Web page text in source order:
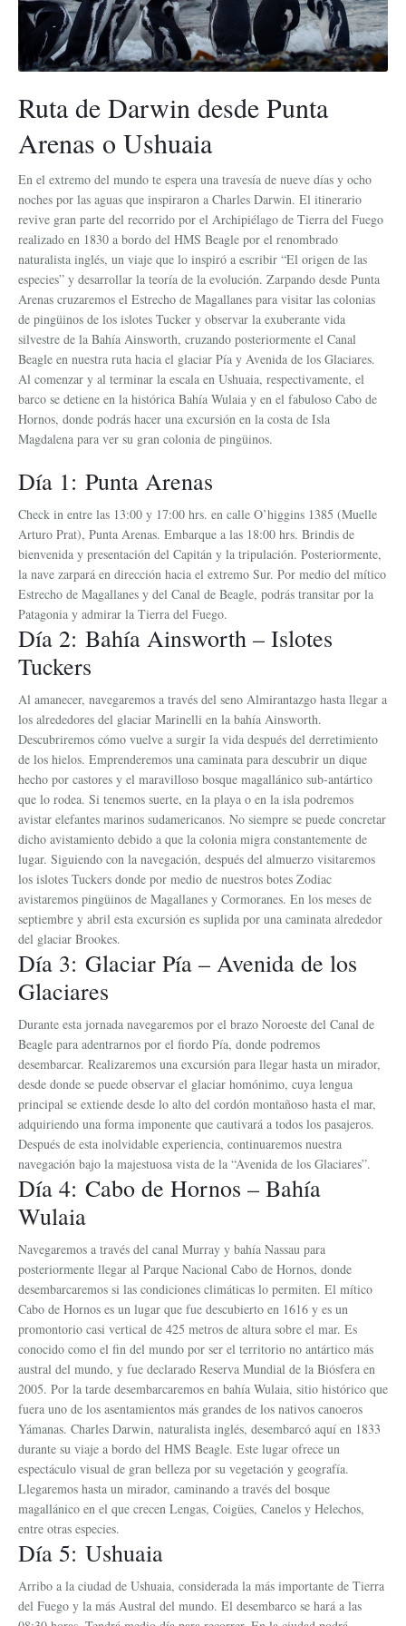
Ruta de Darwin desde Punta
Arenas o Ushuaia
En el extremo del mundo te espera una travesía de nueve días y ocho
noches por las aguas que inspiraron a Charles Darwin. El itinerario
revive gran parte del recorrido por el Archipiélago de Tierra del Fuego
realizado en 1830 a bordo del HMS Beagle por el renombrado
naturalista inglés, un viaje que lo inspiró a escribir “El origen de las
especies” y desarrollar la teoría de la evolución. Zarpando desde Punta
Arenas cruzaremos el Estrecho de Magallanes para visitar las colonias
de pingüinos de los islotes Tucker y observar la exuberante vida
silvestre de la Bahía Ainsworth, cruzando posteriormente el Canal
Beagle en nuestra ruta hacia el glaciar Pía y Avenida de los Glaciares.
Al comenzar y al terminar la escala en Ushuaia, respectivamente, el
barco se detiene en la histórica Bahía Wulaia y en el fabuloso Cabo de
Hornos, donde podrás hacer una excursión en la costa de Isla
Magdalena para ver su gran colonia de pingüinos.
Día 1: Punta Arenas
Check in entre las 13:00 y 17:00 hrs. en calle O’higgins 1385 (Muelle
Arturo Prat), Punta Arenas. Embarque a las 18:00 hrs. Brindis de
bienvenida y presentación del Capitán y la tripulación. Posteriormente,
la nave zarpará en dirección hacia el extremo Sur. Por medio del mítico
Estrecho de Magallanes y del Canal de Beagle, podrás transitar por la
Patagonia y admirar la Tierra del Fuego.
Día 2: Bahía Ainsworth – Islotes
Tuckers
Al amanecer, navegaremos a través del seno Almirantazgo hasta llegar a
los alrededores del glaciar Marinelli en la bahía Ainsworth.
Descubriremos cómo vuelve a surgir la vida después del derretimiento
de los hielos. Emprenderemos una caminata para descubrir un dique
hecho por castores y el maravilloso bosque magallánico sub-antártico
que lo rodea. Si tenemos suerte, en la playa o en la isla podremos
avistar elefantes marinos sudamericanos. No siempre se puede concretar
dicho avistamiento debido a que la colonia migra constantemente de
lugar. Siguiendo con la navegación, después del almuerzo visitaremos
los islotes Tuckers donde por medio de nuestros botes Zodiac
avistaremos pingüinos de Magallanes y Cormoranes. En los meses de
septiembre y abril esta excursión es suplida por una caminata alrededor
del glaciar Brookes.
Día 3: Glaciar Pía – Avenida de los
Glaciares
Durante esta jornada navegaremos por el brazo Noroeste del Canal de
Beagle para adentrarnos por el fiordo Pía, donde podremos
desembarcar. Realizaremos una excursión para llegar hasta un mirador,
desde donde se puede observar el glaciar homónimo, cuya lengua
principal se extiende desde lo alto del cordón montañoso hasta el mar,
adquiriendo una forma imponente que cautivará a todos los pasajeros.
Después de esta inolvidable experiencia, continuaremos nuestra
navegación bajo la majestuosa vista de la “Avenida de los Glaciares”.
Día 4: Cabo de Hornos – Bahía
Wulaia
Navegaremos a través del canal Murray y bahía Nassau para
posteriormente llegar al Parque Nacional Cabo de Hornos, donde
desembarcaremos si las condiciones climáticas lo permiten. El mítico
Cabo de Hornos es un lugar que fue descubierto en 1616 y es un
promontorio casi vertical de 425 metros de altura sobre el mar. Es
conocido como el fin del mundo por ser el territorio no antártico más
austral del mundo, y fue declarado Reserva Mundial de la Biósfera en
2005. Por la tarde desembarcaremos en bahía Wulaia, sitio histórico que
fuera uno de los asentamientos más grandes de los nativos canoeros
Yámanas. Charles Darwin, naturalista inglés, desembarcó aquí en 1833
durante su viaje a bordo del HMS Beagle. Este lugar ofrece un
espectáculo visual de gran belleza por su vegetación y geografía.
Llegaremos hasta un mirador, caminando a través del bosque
magallánico en el que crecen Lengas, Coigües, Canelos y Helechos,
entre otras especies.
Día 5: Ushuaia
Arribo a la ciudad de Ushuaia, considerada la más importante de Tierra
del Fuego y la más Austral del mundo. El desembarco se hará a las